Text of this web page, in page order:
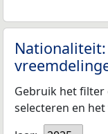
Gebruik het filter
selecteren en